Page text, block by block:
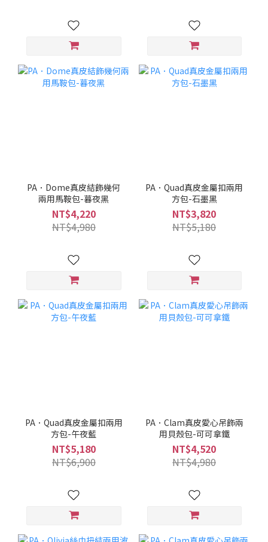
PA．Dome真皮結飾幾何
兩用馬鞍包-暮夜黑
NT$4,220
NT$4,980
PA．Quad真皮金屬扣兩用
方包-石墨黑
NT$3,820
NT$5,180
PA．Quad真皮金屬扣兩用
方包-午夜藍
NT$5,180
NT$6,900
PA．Clam真皮愛心吊飾兩
用貝殼包-可可拿鐵
NT$4,520
NT$4,980